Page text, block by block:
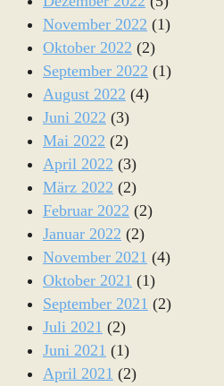
November 2022 (1)
Oktober 2022 (2)
September 2022 (1)
August 2022 (4)
Juni 2022 (3)
Mai 2022 (2)
April 2022 (3)
März 2022 (2)
Februar 2022 (2)
Januar 2022 (2)
November 2021 (4)
Oktober 2021 (1)
September 2021 (2)
Juli 2021 (2)
Juni 2021 (1)
April 2021 (2)